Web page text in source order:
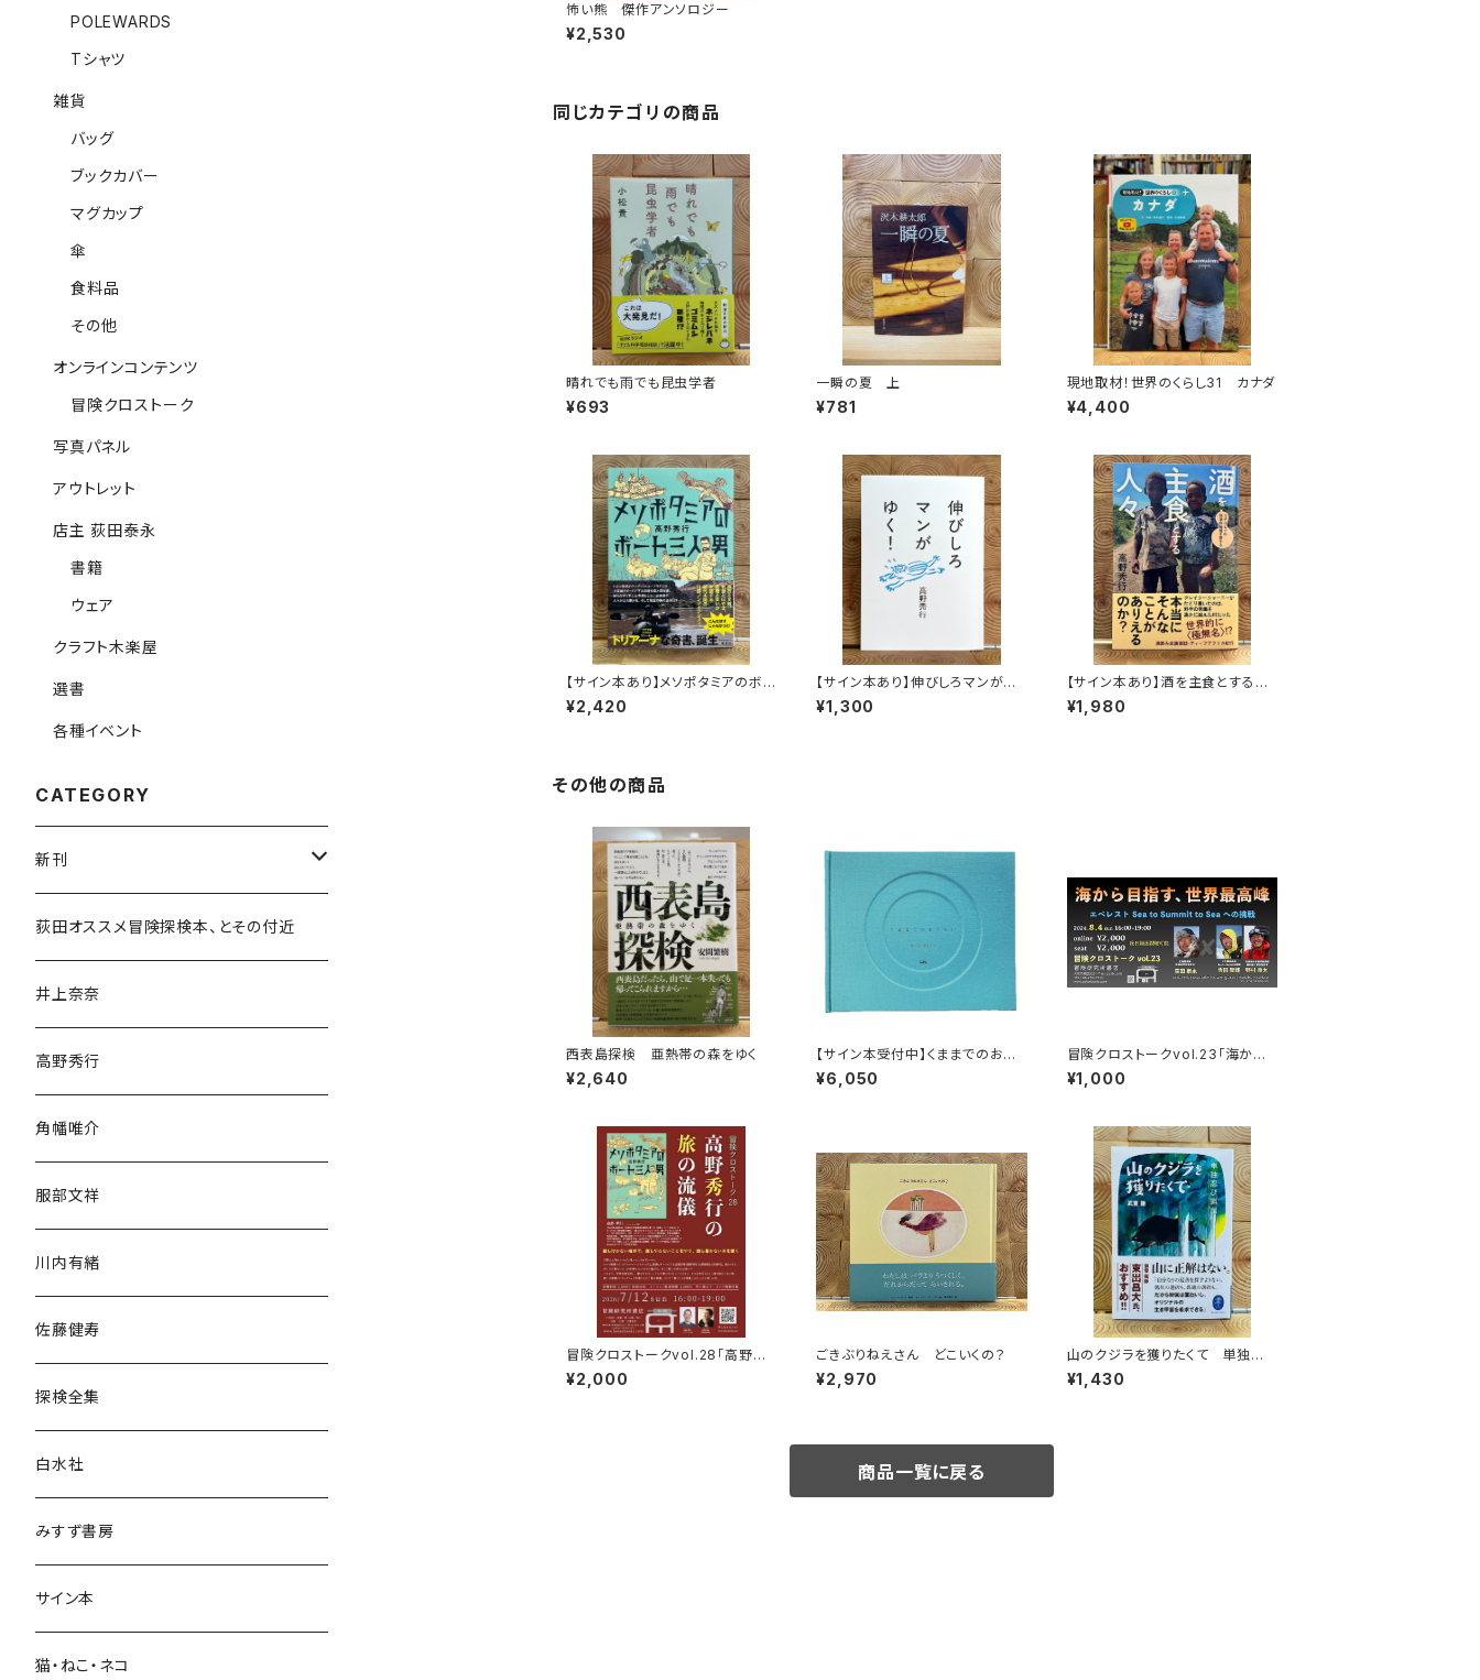
怖い熊 傑作アンソロジー
¥2,530
同じカテゴリの商品
晴れでも雨でも昆虫学者
¥693
一瞬の夏 上
¥781
現地取材！世界のくらし31 カナダ
¥4,400
【サイン本あり】メソポタミアのボ
ート三人男
¥2,420
【サイン本あり】伸びしろマンがゆ
く！
¥1,300
【サイン本あり】酒を主食とする
人々 エチオピアの科学的秘境を
旅する
¥1,980
その他の商品
西表島探検 亜熱帯の森をゆく
¥2,640
【サイン本受付中】くままでのおさ
らい〈特装新版〉
¥6,050
冒険クロストークvol.23「海から
目指す、世界最高峰」録画視聴権
¥1,000
冒険クロストークvol.28「高野秀
行の旅の流儀」録画視聴権
¥2,000
ごきぶりねえさん どこいくの？
¥2,970
山のクジラを獲りたくて 単独忍
び猟記（文庫版）
¥1,430
商品一覧に戻る
POLEWARDS
Tシャツ
雑貨
バッグ
ブックカバー
マグカップ
傘
食料品
その他
オンラインコンテンツ
冒険クロストーク
写真パネル
アウトレット
店主 荻田泰永
書籍
ウェア
クラフト木楽屋
選書
各種イベント
CATEGORY
新刊
和書
文学・小説・物語
随筆・ノンフィクション・その他
民族・風習
言語・ことば
荻田オススメ冒険探検本、とその付近
井上奈奈
高野秀行
角幡唯介
服部文祥
川内有緒
佐藤健寿
探検全集
白水社
みすず書房
サイン本
猫・ねこ・ネコ